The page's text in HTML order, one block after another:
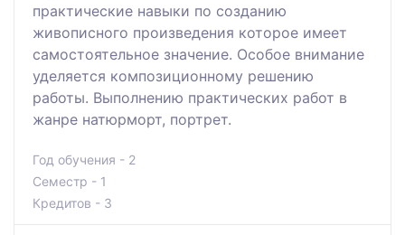
практические навыки по созданию
живописного произведения которое имеет
самостоятельное значение. Особое внимание
уделяется композиционному решению
работы. Выполнению практических работ в
жанре натюрморт, портрет.
Год обучения - 2
Семестр - 1
Кредитов - 3